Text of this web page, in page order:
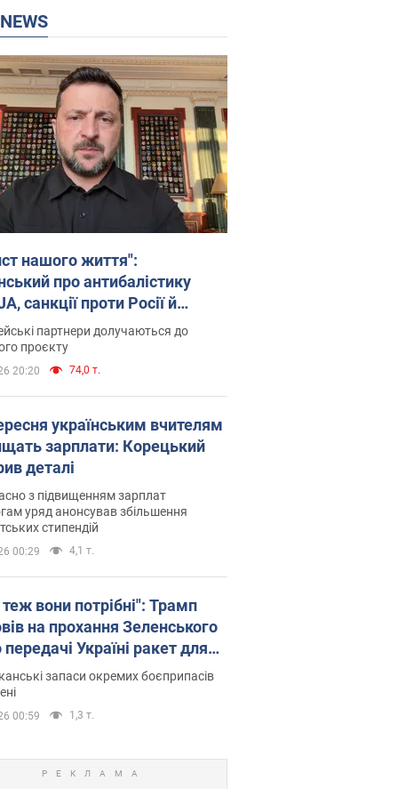
NEWS
нашого життя":
про антибалістику
санкції проти Росії й
аграріїв. Відео
партнери долучаються до
проєкту
20:20 74,0 т.
українським вчителям
зарплати: Корецький
деталі
з підвищенням зарплат
уряд анонсував збільшення
стипендій
00:29 4,1 т.
вони потрібні": Трамп
на прохання Зеленського
Україні ракет для
запаси окремих боєприпасів
00:59 1,3 т.